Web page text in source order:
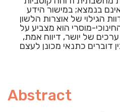
בנמצא; במישור הידע
הגילוי של אוצרות הלשון
מוסרי הוא מצביע על
של יושר, דיווח אמת,
דוברים כתנאי מכונן לעצם
Abstract